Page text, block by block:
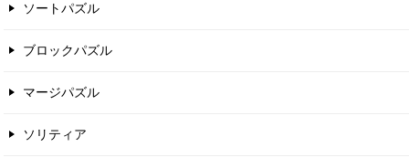
ソートパズル
ブロックパズル
マージパズル
ソリティア